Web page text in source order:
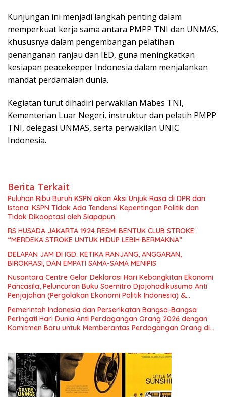
Kunjungan ini menjadi langkah penting dalam
memperkuat kerja sama antara PMPP TNI dan UNMAS,
khususnya dalam pengembangan pelatihan
penanganan ranjau dan IED, guna meningkatkan
kesiapan peacekeeper Indonesia dalam menjalankan
mandat perdamaian dunia.
Kegiatan turut dihadiri perwakilan Mabes TNI,
Kementerian Luar Negeri, instruktur dan pelatih PMPP
TNI, delegasi UNMAS, serta perwakilan UNIC
Indonesia.
Berita Terkait
Puluhan Ribu Buruh KSPN akan Aksi Unjuk Rasa di DPR dan
Istana: KSPN Tidak Ada Tendensi Kepentingan Politik dan
Tidak Dikooptasi oleh Siapapun
RS HUSADA JAKARTA 1924 RESMI BENTUK CLUB STROKE:
“MERDEKA STROKE UNTUK HIDUP LEBIH BERMAKNA”
DELAPAN JAM DI IGD: KETIKA RANJANG, ANGGARAN,
BIROKRASI, DAN EMPATI SAMA-SAMA MENIPIS
Nusantara Centre Gelar Deklarasi Hari Kebangkitan Ekonomi
Pancasila, Peluncuran Buku Soemitro Djojohadikusumo Anti
Penjajahan (Pergolakan Ekonomi Politik Indonesia) &
Simposium Nasional “Urgensi Undang-Undang Perekonomian
Nasional dan Kesejahteraan Sosial dalam Menata Bangsa
Menuju Indonesia Emas 2045”,
Pemerintah Indonesia dan Perserikatan Bangsa-Bangsa
Peringati Hari Dunia Anti Perdagangan Orang 2026 dengan
Komitmen Baru untuk Memberantas Perdagangan Orang di